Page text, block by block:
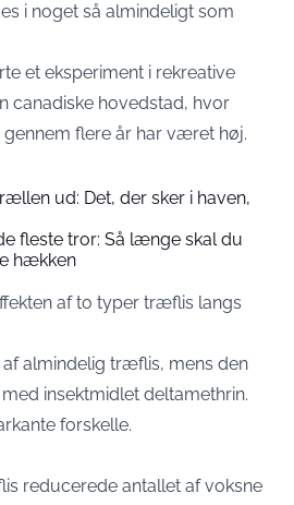
i noget så almindeligt som
et eksperiment i rekreative
canadiske hovedstad, hvor
flere år har været høj.
ud: Det, der sker i haven,
fleste tror: Så længe skal du
hækken
af to typer træflis langs
almindelig træflis, mens den
insektmidlet deltamethrin.
forskelle.
reducerede antallet af voksne